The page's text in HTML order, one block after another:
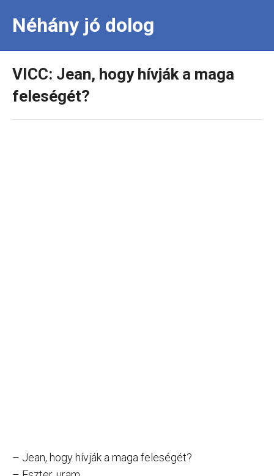
Néhány jó dolog
VICC: Jean, hogy hívják a maga
feleségét?
– Jean, hogy hívják a maga feleségét?